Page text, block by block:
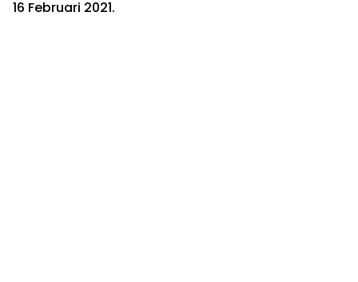
16 Februari 2021.